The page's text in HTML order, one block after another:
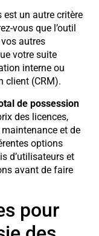
un autre critère
vous que l’outil
autres
votre suite
interne ou
client (CRM).
de possession
des licences,
et de
options
d’utilisateurs et
avant de faire
pour